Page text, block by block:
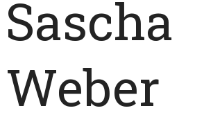
Sascha
Weber